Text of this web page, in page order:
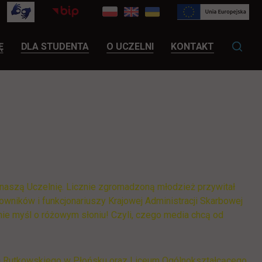
LINK OTWIERA SIĘ W NOWEJ KARCIE
DLA STUDENTA O UCZELNI KONTAKT
Uczelnię. Licznie zgromadzoną młodzież przywitał
i funkcjonariuszy Krajowej Administracji Skarbowej
myśl o różowym słoniu! Czyli, czego media chcą od